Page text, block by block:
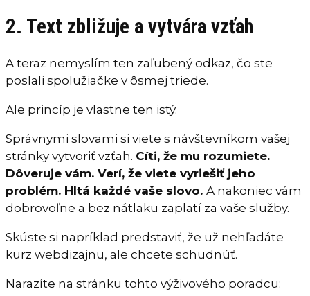
2. Text zbližuje a vytvára vzťah
A teraz nemyslím ten zaľubený odkaz, čo ste
poslali spolužiačke v ôsmej triede.
Ale princíp je vlastne ten istý.
Správnymi slovami si viete s návštevníkom vašej
stránky vytvoriť vzťah. Cíti, že mu rozumiete.
Dôveruje vám. Verí, že viete vyriešiť jeho
problém. Hltá každé vaše slovo. A nakoniec vám
dobrovoľne a bez nátlaku zaplatí za vaše služby.
Skúste si napríklad predstaviť, že už nehľadáte
kurz webdizajnu, ale chcete schudnúť.
Narazíte na stránku tohto výživového poradcu: